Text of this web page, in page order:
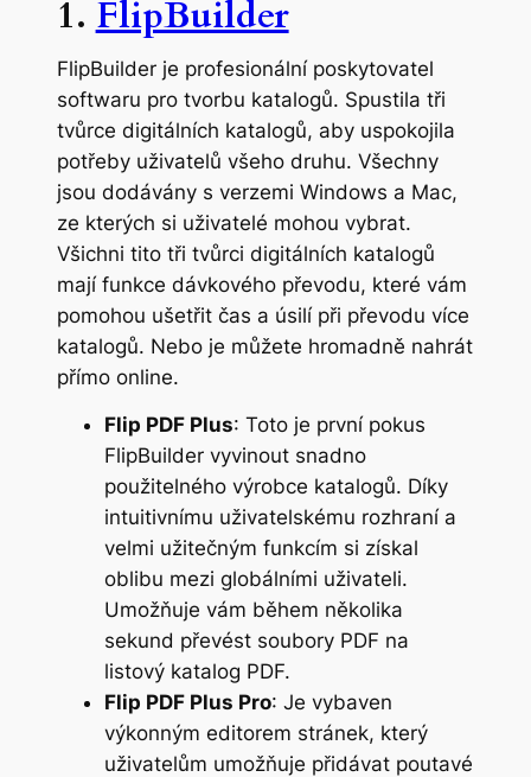
1. FlipBuilder
FlipBuilder je profesionální poskytovatel
softwaru pro tvorbu katalogů. Spustila tři
tvůrce digitálních katalogů, aby uspokojila
potřeby uživatelů všeho druhu. Všechny
jsou dodávány s verzemi Windows a Mac,
ze kterých si uživatelé mohou vybrat.
Všichni tito tři tvůrci digitálních katalogů
mají funkce dávkového převodu, které vám
pomohou ušetřit čas a úsilí při převodu více
katalogů. Nebo je můžete hromadně nahrát
přímo online.
Flip PDF Plus: Toto je první pokus
FlipBuilder vyvinout snadno
použitelného výrobce katalogů. Díky
intuitivnímu uživatelskému rozhraní a
velmi užitečným funkcím si získal
oblibu mezi globálními uživateli.
Umožňuje vám během několika
sekund převést soubory PDF na
listový katalog PDF.
Flip PDF Plus Pro: Je vybaven
výkonným editorem stránek, který
uživatelům umožňuje přidávat poutavé